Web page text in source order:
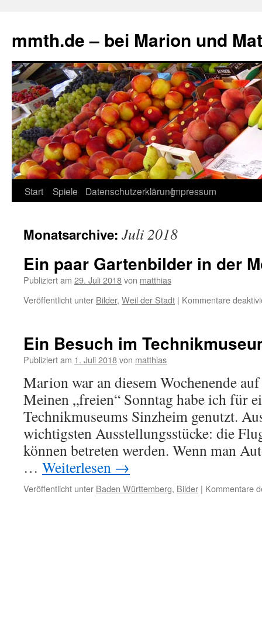
mmth.de – bei Marion und
Start Spiele DatenschutzerklärungImpressum
Monatsarchive: Juli 2018
Ein paar Gartenbilder in der
Publiziert am 29. Juli 2018von matthias
Veröffentlicht unter Bilder, Weil der Stadt | Kommentare
Ein Besuch im
Publiziert am 1. Juli 2018von matthias
Marion war an diesem Wochenende
Meinen „freien“ Sonntag habe ich für
Technikmuseums Sinzheim genutzt.
wichtigsten Ausstellungsstücke: die
können betreten werden. Wenn man
… Weiterlesen →
Veröffentlicht unter Baden Württemberg, Bilder | Kommentare